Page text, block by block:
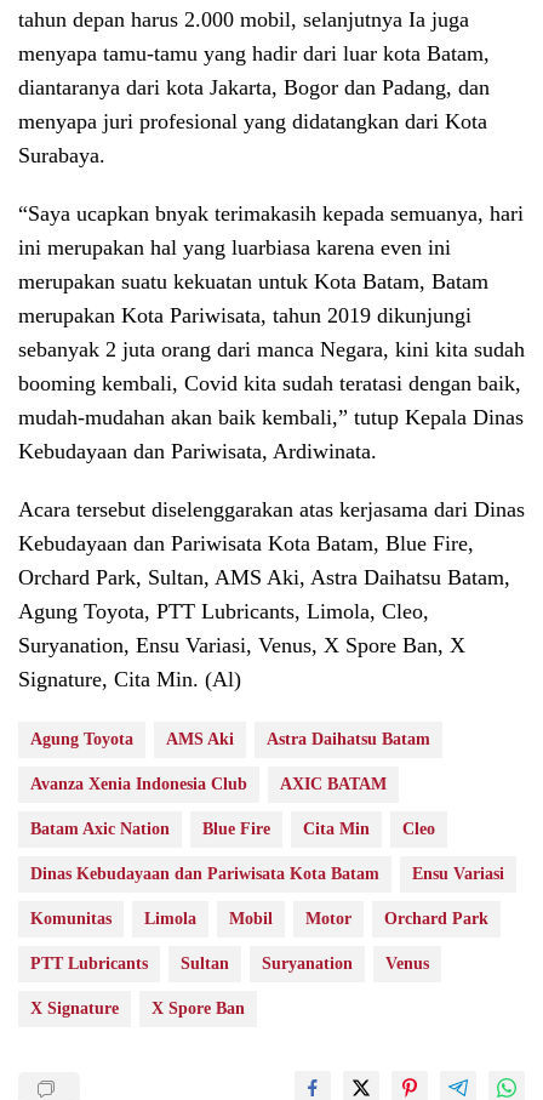
tahun depan harus 2.000 mobil, selanjutnya Ia juga
menyapa tamu-tamu yang hadir dari luar kota Batam,
diantaranya dari kota Jakarta, Bogor dan Padang, dan
menyapa juri profesional yang didatangkan dari Kota
Surabaya.
“Saya ucapkan bnyak terimakasih kepada semuanya, hari
ini merupakan hal yang luarbiasa karena even ini
merupakan suatu kekuatan untuk Kota Batam, Batam
merupakan Kota Pariwisata, tahun 2019 dikunjungi
sebanyak 2 juta orang dari manca Negara, kini kita sudah
booming kembali, Covid kita sudah teratasi dengan baik,
mudah-mudahan akan baik kembali,” tutup Kepala Dinas
Kebudayaan dan Pariwisata, Ardiwinata.
Acara tersebut diselenggarakan atas kerjasama dari Dinas
Kebudayaan dan Pariwisata Kota Batam, Blue Fire,
Orchard Park, Sultan, AMS Aki, Astra Daihatsu Batam,
Agung Toyota, PTT Lubricants, Limola, Cleo,
Suryanation, Ensu Variasi, Venus, X Spore Ban, X
Signature, Cita Min. (Al)
Agung Toyota AMS Aki Astra Daihatsu Batam
Avanza Xenia Indonesia Club AXIC BATAM
Batam Axic Nation Blue Fire Cita Min Cleo
Dinas Kebudayaan dan Pariwisata Kota Batam Ensu Variasi
Komunitas Limola Mobil Motor Orchard Park
PTT Lubricants Sultan Suryanation Venus
X Signature X Spore Ban